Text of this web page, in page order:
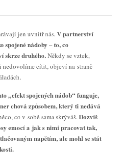
jen uvnitř nás.V partnerství
spojené nádoby – to, co
skrze druhého.Někdy se vztek,
nedovolíme cítit, objeví na straně
„efekt spojených nádob“ funguje,
chová způsobem, který ti nedává
co v sobě sama skrýváš.Dozvíš
emocí a jak s nimi pracovat tak,
napětím, ale mohl se stát